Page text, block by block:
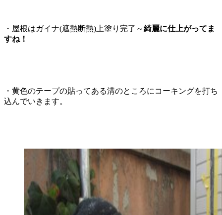
・屋根はガイナ(遮熱断熱)上塗り完了～綺麗に仕上がってま
すね！
・黄色のテープの貼ってある溝のところにコーキングを打ち
込んでいきます。